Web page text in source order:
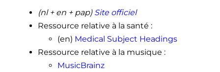
(nl + en + pap) Site officiel
Ressource relative à la santé :
(en) Medical Subject Headings
Ressource relative à la musique :
MusicBrainz